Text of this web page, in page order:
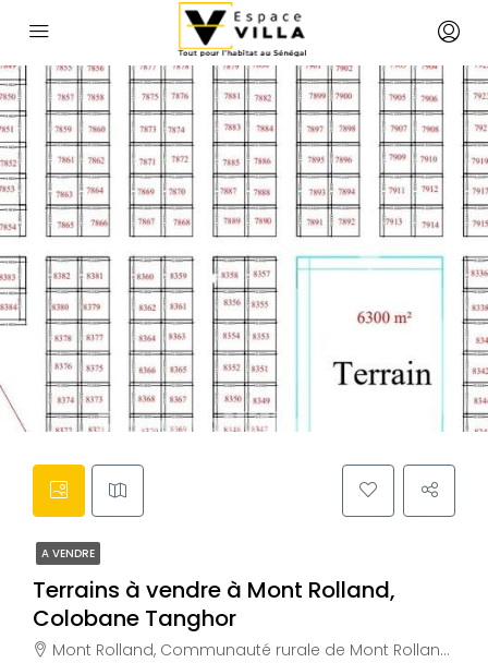
A VENDRE
Terrains à vendre à Mont Rolland,
Colobane Tanghor
Mont Rolland, Communauté rurale de Mont Rolland, Arrondissement de Pambal, Département de Tivaouane, Région de Thiès, Sénégal